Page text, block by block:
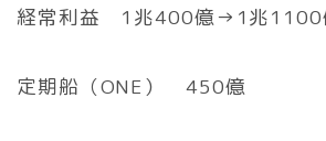
経常利益 1兆400億→1兆1100
定期船（ONE） 450億